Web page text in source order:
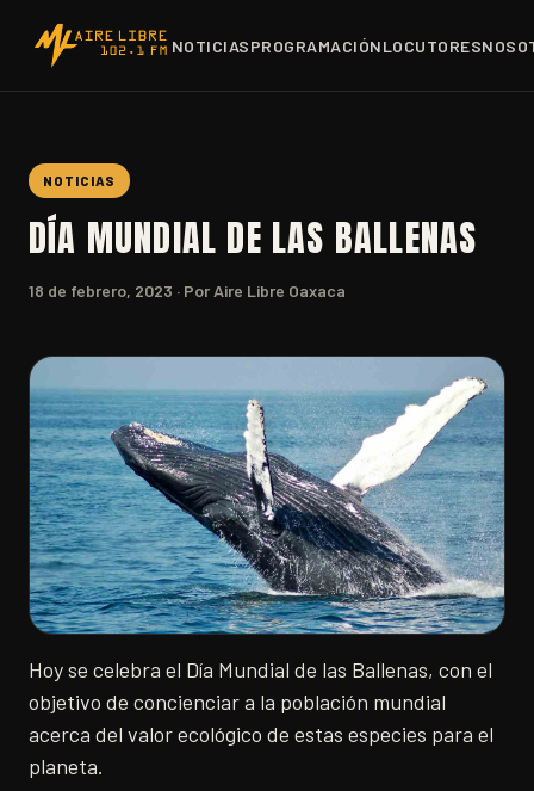
NOTICIASPROGRAMACIÓNLOCUTORES
NOTICIAS
DÍA MUNDIAL DE LAS BALLENAS
18 de febrero, 2023 · Por Aire Libre Oaxaca
Hoy se celebra el Día Mundial de las Ballenas, con el
objetivo de concienciar a la población mundial
acerca del valor ecológico de estas especies para el
planeta.